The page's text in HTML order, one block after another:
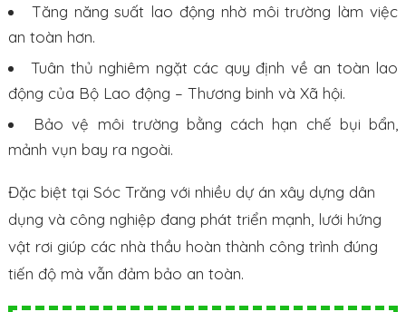
Tăng năng suất lao động nhờ môi trường làm việc
an toàn hơn.
Tuân thủ nghiêm ngặt các quy định về an toàn lao
động của Bộ Lao động – Thương binh và Xã hội.
Bảo vệ môi trường bằng cách hạn chế bụi bẩn,
mảnh vụn bay ra ngoài.
Đặc biệt tại Sóc Trăng với nhiều dự án xây dựng dân
dụng và công nghiệp đang phát triển mạnh, lưới hứng
vật rơi giúp các nhà thầu hoàn thành công trình đúng
tiến độ mà vẫn đảm bảo an toàn.